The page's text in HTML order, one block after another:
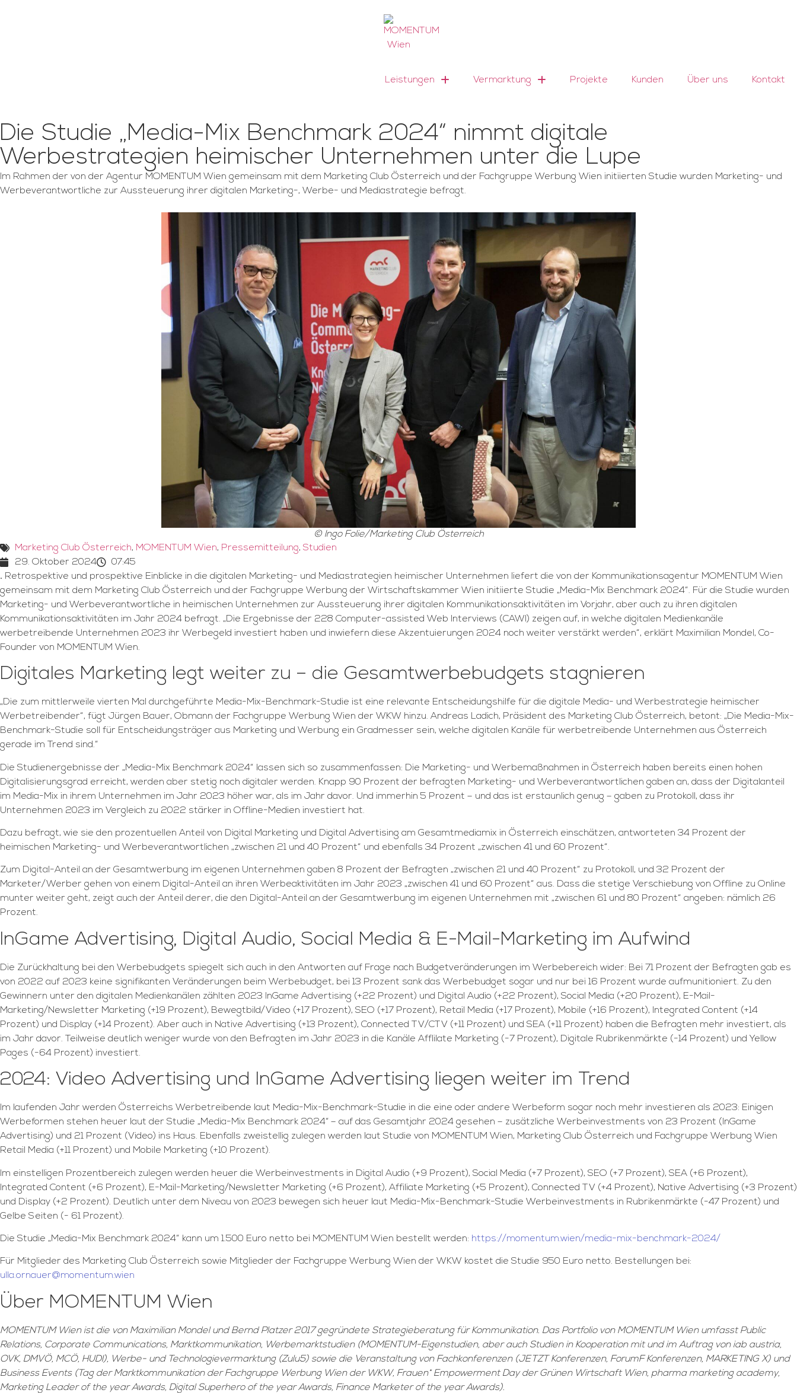
Leistungen Vermarktung Projekte Kunden Über uns Kontakt
Die Studie „Media-Mix Benchmark 2024“ nimmt digitale
Werbestrategien heimischer Unternehmen unter die Lupe
Im Rahmen der von der Agentur MOMENTUM Wien gemeinsam mit dem Marketing Club Österreich und der Fachgruppe Werbung Wien initiierten Studie wurden Marketing- und
Werbeverantwortliche zur Aussteuerung ihrer digitalen Marketing-, Werbe- und Mediastrategie befragt.
© Ingo Folie/Marketing Club Österreich
Marketing Club Österreich, MOMENTUM Wien, Pressemitteilung, Studien
29. Oktober 2024
07:45
. Retrospektive und prospektive Einblicke in die digitalen Marketing- und Mediastrategien heimischer Unternehmen liefert die von der Kommunikationsagentur MOMENTUM Wien
gemeinsam mit dem Marketing Club Österreich und der Fachgruppe Werbung der Wirtschaftskammer Wien initiierte Studie „Media-Mix Benchmark 2024“. Für die Studie wurden
Marketing- und Werbeverantwortliche in heimischen Unternehmen zur Aussteuerung ihrer digitalen Kommunikationsaktivitäten im Vorjahr, aber auch zu ihren digitalen
Kommunikationsaktivitäten im Jahr 2024 befragt. „Die Ergebnisse der 228 Computer-assisted Web Interviews (CAWI) zeigen auf, in welche digitalen Medienkanäle
werbetreibende Unternehmen 2023 ihr Werbegeld investiert haben und inwiefern diese Akzentuierungen 2024 noch weiter verstärkt werden“, erklärt Maximilian Mondel, Co-
Founder von MOMENTUM Wien.
Digitales Marketing legt weiter zu – die Gesamtwerbebudgets stagnieren
„Die zum mittlerweile vierten Mal durchgeführte Media-Mix-Benchmark-Studie ist eine relevante Entscheidungshilfe für die digitale Media- und Werbestrategie heimischer
Werbetreibender“, fügt Jürgen Bauer, Obmann der Fachgruppe Werbung Wien der WKW hinzu. Andreas Ladich, Präsident des Marketing Club Österreich, betont: „Die Media-Mix-
Benchmark-Studie soll für Entscheidungsträger aus Marketing und Werbung ein Gradmesser sein, welche digitalen Kanäle für werbetreibende Unternehmen aus Österreich
gerade im Trend sind.“
Die Studienergebnisse der „Media-Mix Benchmark 2024“ lassen sich so zusammenfassen: Die Marketing- und Werbemaßnahmen in Österreich haben bereits einen hohen
Digitalisierungsgrad erreicht, werden aber stetig noch digitaler werden. Knapp 90 Prozent der befragten Marketing- und Werbeverantwortlichen gaben an, dass der Digitalanteil
im Media-Mix in ihrem Unternehmen im Jahr 2023 höher war, als im Jahr davor. Und immerhin 5 Prozent – und das ist erstaunlich genug – gaben zu Protokoll, dass ihr
Unternehmen 2023 im Vergleich zu 2022 stärker in Offline-Medien investiert hat.
Dazu befragt, wie sie den prozentuellen Anteil von Digital Marketing und Digital Advertising am Gesamtmediamix in Österreich einschätzen, antworteten 34 Prozent der
heimischen Marketing- und Werbeverantwortlichen „zwischen 21 und 40 Prozent“ und ebenfalls 34 Prozent „zwischen 41 und 60 Prozent“.
Zum Digital-Anteil an der Gesamtwerbung im eigenen Unternehmen gaben 8 Prozent der Befragten „zwischen 21 und 40 Prozent“ zu Protokoll, und 32 Prozent der
Marketer/Werber gehen von einem Digital-Anteil an ihren Werbeaktivitäten im Jahr 2023 „zwischen 41 und 60 Prozent“ aus. Dass die stetige Verschiebung von Offline zu Online
munter weiter geht, zeigt auch der Anteil derer, die den Digital-Anteil an der Gesamtwerbung im eigenen Unternehmen mit „zwischen 61 und 80 Prozent“ angeben: nämlich 26
Prozent.
InGame Advertising, Digital Audio, Social Media & E-Mail-Marketing im Aufwind
Die Zurückhaltung bei den Werbebudgets spiegelt sich auch in den Antworten auf Frage nach Budgetveränderungen im Werbebereich wider: Bei 71 Prozent der Befragten gab es
von 2022 auf 2023 keine signifikanten Veränderungen beim Werbebudget, bei 13 Prozent sank das Werbebudget sogar und nur bei 16 Prozent wurde aufmunitioniert. Zu den
Gewinnern unter den digitalen Medienkanälen zählten 2023 InGame Advertising (+22 Prozent) und Digital Audio (+22 Prozent), Social Media (+20 Prozent), E-Mail-
Marketing/Newsletter Marketing (+19 Prozent), Bewegtbild/Video (+17 Prozent), SEO (+17 Prozent), Retail Media (+17 Prozent), Mobile (+16 Prozent), Integrated Content (+14
Prozent) und Display (+14 Prozent). Aber auch in Native Advertising (+13 Prozent), Connected TV/CTV (+11 Prozent) und SEA (+11 Prozent) haben die Befragten mehr investiert, als
im Jahr davor. Teilweise deutlich weniger wurde von den Befragten im Jahr 2023 in die Kanäle Afflilate Marketing (-7 Prozent), Digitale Rubrikenmärkte (-14 Prozent) und Yellow
Pages (-64 Prozent) investiert.
2024: Video Advertising und InGame Advertising liegen weiter im Trend
Im laufenden Jahr werden Österreichs Werbetreibende laut Media-Mix-Benchmark-Studie in die eine oder andere Werbeform sogar noch mehr investieren als 2023: Einigen
Werbeformen stehen heuer laut der Studie „Media-Mix Benchmark 2024“ – auf das Gesamtjahr 2024 gesehen – zusätzliche Werbeinvestments von 23 Prozent (InGame
Advertising) und 21 Prozent (Video) ins Haus. Ebenfalls zweistellig zulegen werden laut Studie von MOMENTUM Wien, Marketing Club Österreich und Fachgruppe Werbung Wien
Retail Media (+11 Prozent) und Mobile Marketing (+10 Prozent).
Im einstelligen Prozentbereich zulegen werden heuer die Werbeinvestments in Digital Audio (+9 Prozent), Social Media (+7 Prozent), SEO (+7 Prozent), SEA (+6 Prozent),
Integrated Content (+6 Prozent), E-Mail-Marketing/Newsletter Marketing (+6 Prozent), Affiliate Marketing (+5 Prozent), Connected TV (+4 Prozent), Native Advertising (+3 Prozent)
und Display (+2 Prozent). Deutlich unter dem Niveau von 2023 bewegen sich heuer laut Media-Mix-Benchmark-Studie Werbeinvestments in Rubrikenmärkte (-47 Prozent) und
Gelbe Seiten (- 61 Prozent).
Die Studie „Media-Mix Benchmark 2024“ kann um 1.500 Euro netto bei MOMENTUM Wien bestellt werden: https://momentum.wien/media-mix-benchmark-2024/
Für Mitglieder des Marketing Club Österreich sowie Mitglieder der Fachgruppe Werbung Wien der WKW kostet die Studie 950 Euro netto. Bestellungen bei:
ulla.ornauer@momentum.wien
Über MOMENTUM Wien
MOMENTUM Wien ist die von Maximilian Mondel und Bernd Platzer 2017 gegründete Strategieberatung für Kommunikation. Das Portfolio von MOMENTUM Wien umfasst Public
Relations, Corporate Communications, Marktkommunikation, Werbemarktstudien (MOMENTUM-Eigenstudien, aber auch Studien in Kooperation mit und im Auftrag von iab austria,
OVK, DMVÖ, MCÖ, HUDI), Werbe- und Technologievermarktung (Zulu5) sowie die Veranstaltung von Fachkonferenzen (JETZT Konferenzen, ForumF Konferenzen, MARKETING X) und
Business Events (Tag der Marktkommunikation der Fachgruppe Werbung Wien der WKW, Frauen* Empowerment Day der Grünen Wirtschaft Wien, pharma marketing academy,
Marketing Leader of the year Awards, Digital Superhero of the year Awards, Finance Marketer of the year Awards).